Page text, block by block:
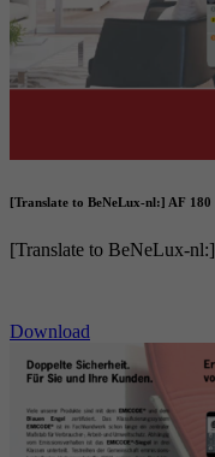
[Translate to BeNeLux-nl:] AF 180
[Translate to BeNeLux-nl:]
Download